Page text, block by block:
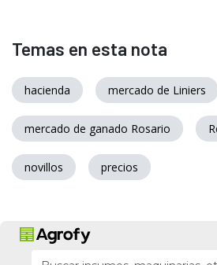
Temas en esta nota
hacienda mercado de Liniers
mercado de ganado Rosario
novillos precios